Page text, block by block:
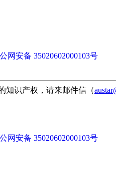
网安备 35020602000103号
知识产权，请来邮件信（
网安备 35020602000103号